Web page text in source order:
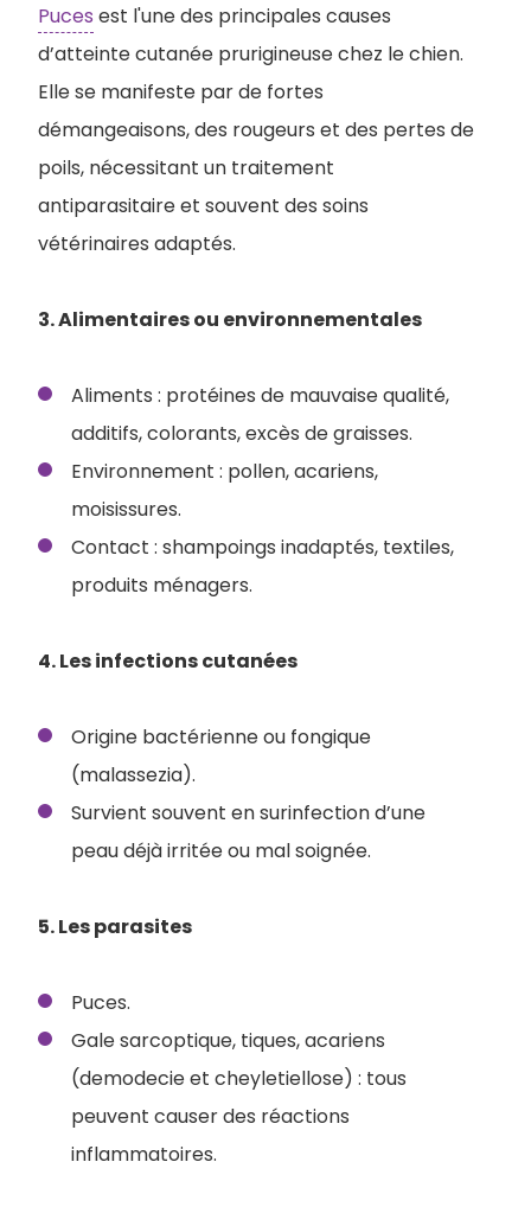
Puces est l'une des principales causes
d’atteinte cutanée prurigineuse chez le chien.
Elle se manifeste par de fortes
démangeaisons, des rougeurs et des pertes de
poils, nécessitant un traitement
antiparasitaire et souvent des soins
vétérinaires adaptés.
3. Alimentaires ou environnementales
Aliments : protéines de mauvaise qualité,
additifs, colorants, excès de graisses.
Environnement : pollen, acariens,
moisissures.
Contact : shampoings inadaptés, textiles,
produits ménagers.
4. Les infections cutanées
Origine bactérienne ou fongique
(malassezia).
Survient souvent en surinfection d’une
peau déjà irritée ou mal soignée.
5. Les parasites
Puces.
Gale sarcoptique, tiques, acariens
(demodecie et cheyletiellose) : tous
peuvent causer des réactions
inflammatoires.